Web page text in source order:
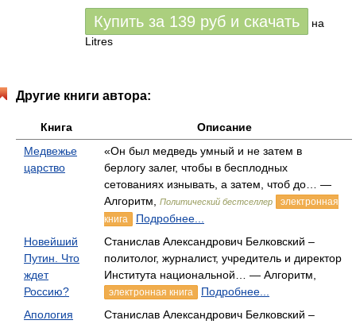
Купить за 139 руб и скачать
на
Litres
Другие книги автора:
Книга
Описание
Медвежье
царство
«Он был медведь умный и не затем в
берлогу залег, чтобы в бесплодных
сетованиях изнывать, а затем, чтоб до… —
Алгоритм,
Политический бестселлер
электронная
книга
Подробнее...
Новейший
Путин. Что
ждет
Россию?
Станислав Александрович Белковский –
политолог, журналист, учредитель и директор
Института национальной… — Алгоритм,
электронная книга
Подробнее...
Апология
Станислав Александрович Белковский –